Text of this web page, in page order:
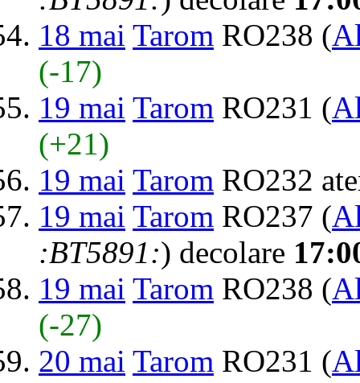
18 mai Tarom RO238 (
(-17)
19 mai Tarom RO231 (
(+21)
19 mai Tarom RO232
19 mai Tarom RO237 (
:BT5891:) decolare
19 mai Tarom RO238 (
(-27)
20 mai Tarom RO231 (